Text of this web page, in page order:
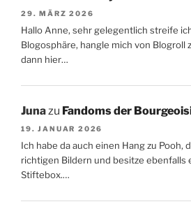
29. MÄRZ 2026
Hallo Anne, sehr gelegentlich streife
Blogosphäre, hangle mich von Blogroll
dann hier…
Juna zu Fandoms der
19. JANUAR 2026
Ich habe da auch einen Hang zu Pooh,
richtigen Bildern und besitze ebenfalls
Stiftebox.…